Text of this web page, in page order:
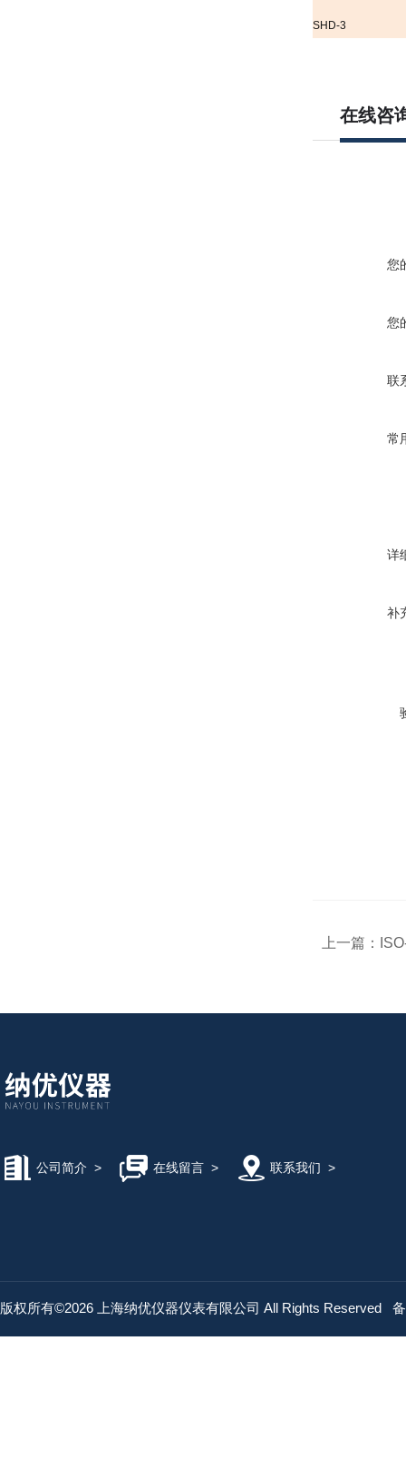
SHD-3
在线咨
您
您
联
常
详
补
上一篇：
公司简介 > 在线留言> 联系我们 >
版权所有©2026 上海纳优仪器仪表有限公司 All Rights Reserved